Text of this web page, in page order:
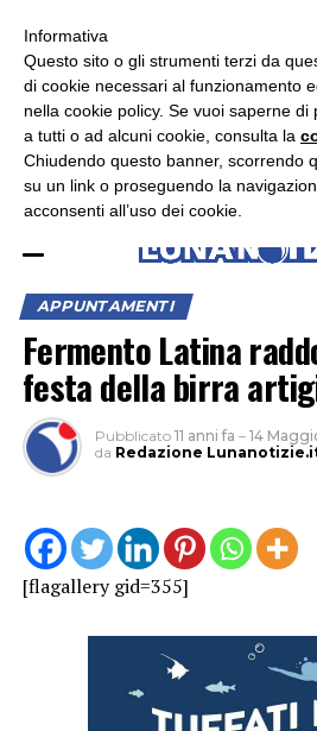
ASCOLTA RADIO LUNA
APPUNTAMENTI
Fermento Latina
festa della birra
Pubblicato 11 anni fa – 14
da Redazione
[flagallery gid=355]
×
Informativa
Questo sito o gli strumenti terzi da
di cookie necessari al funzionamento
nella cookie policy. Se vuoi saperne
a tutti o ad alcuni cookie, consulta la
Chiudendo questo banner, scorrendo
su un link o proseguendo la
acconsenti all’uso dei cookie.